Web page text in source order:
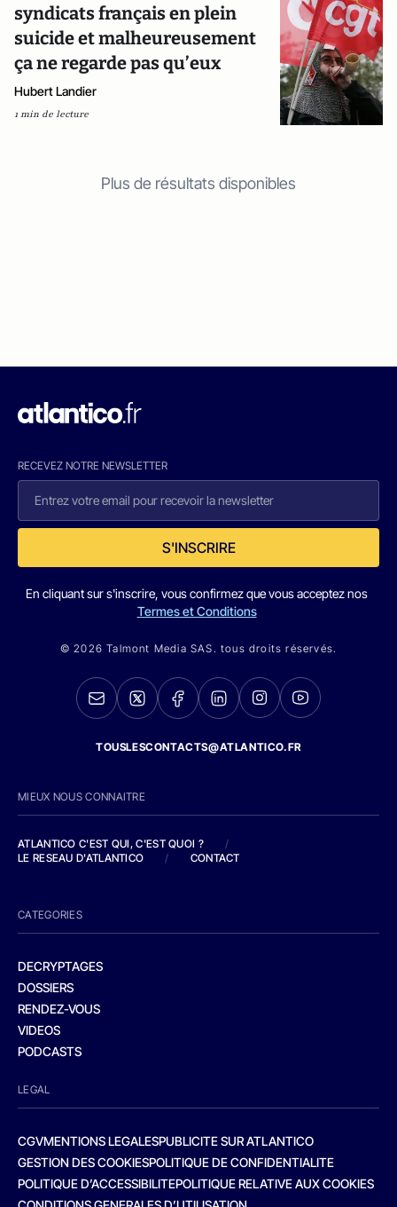
syndicats français en plein
suicide et malheureusement
ça ne regarde pas qu’eux
Hubert Landier
1 min de lecture
Plus de résultats disponibles
RECEVEZ NOTRE NEWSLETTER
S'INSCRIRE
En cliquant sur s'inscrire, vous confirmez que vous acceptez nos
Termes et Conditions
© 2026 Talmont Media SAS. tous droits réservés.
TOUSLESCONTACTS@ATLANTICO.FR
MIEUX NOUS CONNAITRE
ATLANTICO C'EST QUI, C'EST QUOI ?
/
LE RESEAU D'ATLANTICO
/ CONTACT
CATEGORIES
DECRYPTAGES
DOSSIERS
RENDEZ-VOUS
VIDEOS
PODCASTS
LEGAL
CGVMENTIONS LEGALESPUBLICITE SUR ATLANTICO
GESTION DES COOKIESPOLITIQUE DE CONFIDENTIALITE
POLITIQUE D’ACCESSIBILITEPOLITIQUE RELATIVE AUX COOKIES